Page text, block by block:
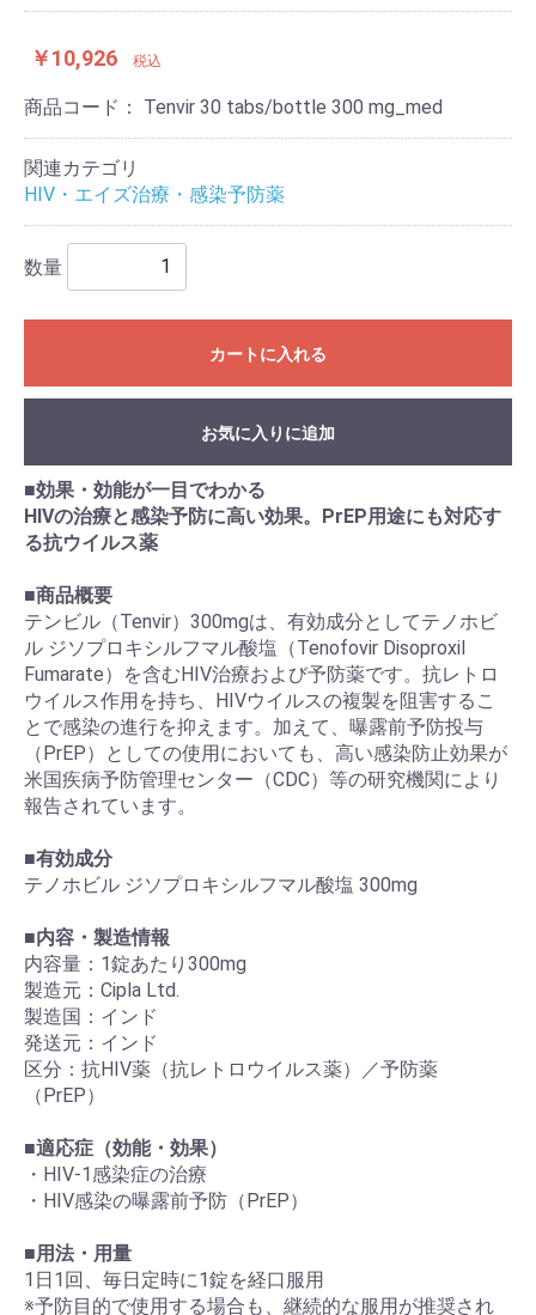
￥10,926 税込
商品コード： Tenvir 30 tabs/bottle 300 mg_med
関連カテゴリ
HIV・エイズ治療・感染予防薬
数量
カートに入れる
お気に入りに追加
■効果・効能が一目でわかる
HIVの治療と感染予防に高い効果。PrEP用途にも対応す
る抗ウイルス薬
■商品概要
テンビル（Tenvir）300mgは、有効成分としてテノホビ
ル ジソプロキシルフマル酸塩（Tenofovir Disoproxil
Fumarate）を含むHIV治療および予防薬です。抗レトロ
ウイルス作用を持ち、HIVウイルスの複製を阻害するこ
とで感染の進行を抑えます。加えて、曝露前予防投与
（PrEP）としての使用においても、高い感染防止効果が
米国疾病予防管理センター（CDC）等の研究機関により
報告されています。
■有効成分
テノホビル ジソプロキシルフマル酸塩 300mg
■内容・製造情報
内容量：1錠あたり300mg
製造元：Cipla Ltd.
製造国：インド
発送元：インド
区分：抗HIV薬（抗レトロウイルス薬）／予防薬
（PrEP）
■適応症（効能・効果）
・HIV-1感染症の治療
・HIV感染の曝露前予防（PrEP）
■用法・用量
1日1回、毎日定時に1錠を経口服用
※予防目的で使用する場合も、継続的な服用が推奨され